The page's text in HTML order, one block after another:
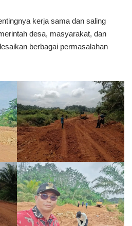
kerja sama dan saling
desa, masyarakat, dan
berbagai permasalahan